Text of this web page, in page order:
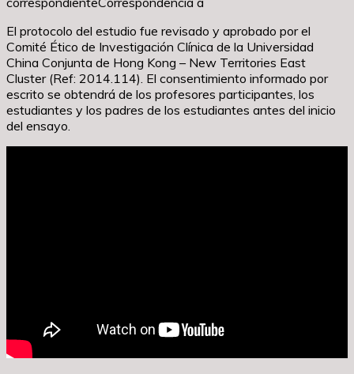
El protocolo del estudio fue revisado y aprobado por el
Comité Ético de Investigación Clínica de la Universidad
China Conjunta de Hong Kong – New Territories East
Cluster (Ref: 2014.114). El consentimiento informado por
escrito se obtendrá de los profesores participantes, los
estudiantes y los padres de los estudiantes antes del inicio
del ensayo.